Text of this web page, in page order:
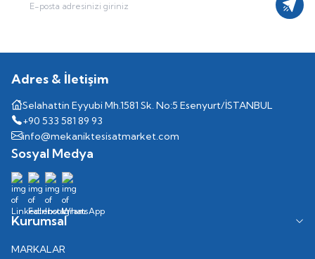
Adres & İletişim
Selahattin Eyyubi Mh.1581 Sk. No:5 Esenyurt/İSTANBUL
+90 533 581 89 93
info@mekaniktesisatmarket.com
Sosyal Medya
Kurumsal
MARKALAR